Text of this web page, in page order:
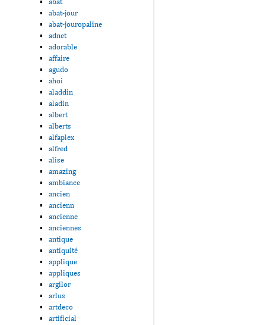
abat-jour
abat-jouropaline
adnet
adorable
affaire
agudo
ahoi
aladdin
aladin
albert
alberts
alfaplex
alfred
alise
amazing
ambiance
ancien
ancienn
ancienne
anciennes
antique
antiquité
applique
appliques
argilor
arlus
artdeco
artificial